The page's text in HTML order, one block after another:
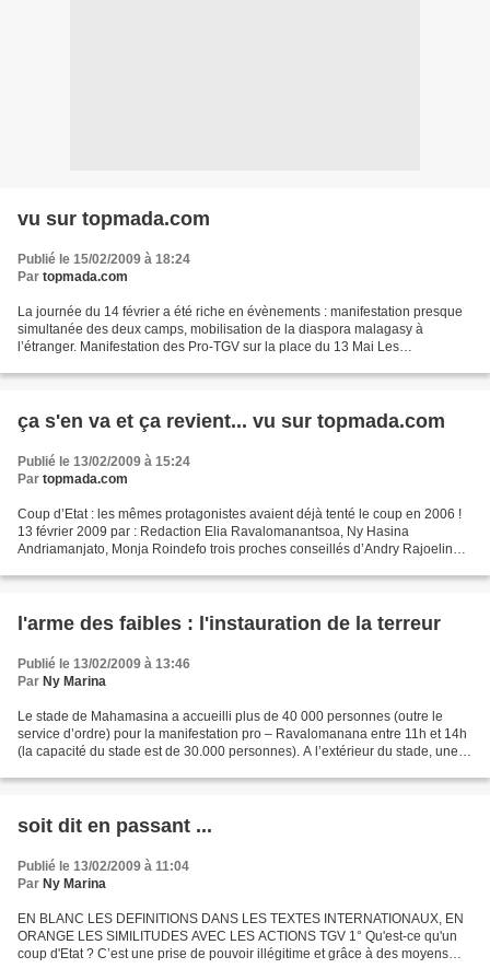
vu sur topmada.com
Publié le 15/02/2009 à 18:24
Par topmada.com
La journée du 14 février a été riche en évènements : manifestation presque
simultanée des deux camps, mobilisation de la diaspora malagasy à
l’étranger. Manifestation des Pro-TGV sur la place du 13 Mai Les
ça s'en va et ça revient... vu sur topmada.com
Publié le 13/02/2009 à 15:24
Par topmada.com
Coup d’Etat : les mêmes protagonistes avaient déjà tenté le coup en 2006 !
13 février 2009 par : Redaction Elia Ravalomanantsoa, Ny Hasina
Andriamanjato, Monja Roindefo trois proches conseillés d’Andry Rajoelina
l'arme des faibles : l'instauration de la terreur
Publié le 13/02/2009 à 13:46
Par Ny Marina
Le stade de Mahamasina a accueilli plus de 40 000 personnes (outre le
service d’ordre) pour la manifestation pro – Ravalomanana entre 11h et 14h
(la capacité du stade est de 30.000 personnes). A l’extérieur du stade, une
soit dit en passant ...
Publié le 13/02/2009 à 11:04
Par Ny Marina
EN BLANC LES DEFINITIONS DANS LES TEXTES INTERNATIONAUX, EN
ORANGE LES SIMILITUDES AVEC LES ACTIONS TGV 1° Qu'est-ce qu'un
coup d'Etat ? C’est une prise de pouvoir illégitime et grâce à des moyens